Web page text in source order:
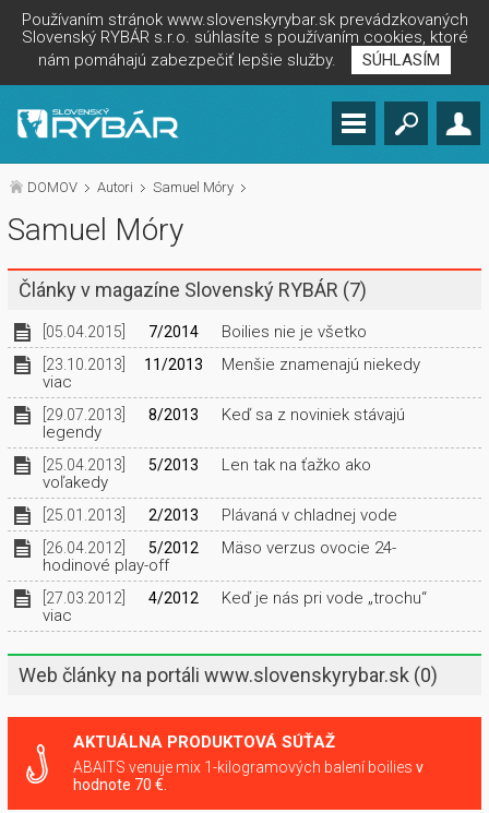
Používaním stránok www.slovenskyrybar.sk prevádzkovaných
Slovenský RYBÁR s.r.o. súhlasíte s používaním cookies, ktoré
nám pomáhajú zabezpečiť lepšie služby.
SÚHLASÍM
DOMOV Autori Samuel Móry
Samuel Móry
Články v magazíne Slovenský RYBÁR (7)
[05.04.2015] 7/2014 Boilies nie je všetko
[23.10.2013] 11/2013
Menšie znamenajú niekedy
viac
[29.07.2013] 8/2013
Keď sa z noviniek stávajú
legendy
[25.04.2013] 5/2013
Len tak na ťažko ako
voľakedy
[25.01.2013] 2/2013 Plávaná v chladnej vode
[26.04.2012] 5/2012
Mäso verzus ovocie 24-
hodinové play-off
[27.03.2012] 4/2012
Keď je nás pri vode „trochu“
viac
Web články na portáli www.slovenskyrybar.sk (0)
AKTUÁLNA PRODUKTOVÁ SÚŤAŽ
ABAITS venuje mix 1-kilogramových balení boilies v
hodnote 70 €.